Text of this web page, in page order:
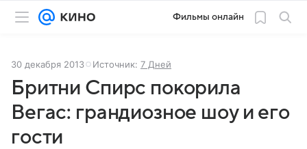
Фильмы онлайн
30 декабря 2013 Источник: 7 Дней
Бритни Спирс покорила
Вегас: грандиозное шоу и его
гости